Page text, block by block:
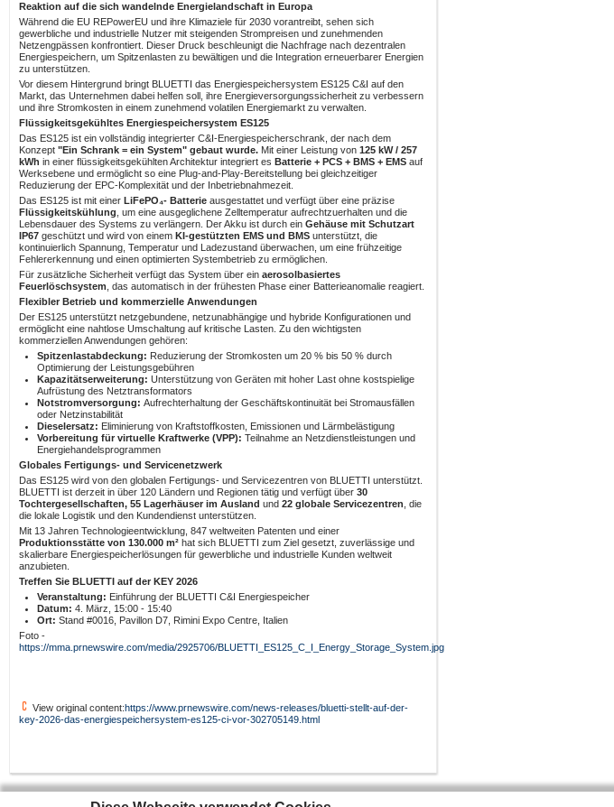
Reaktion auf die sich wandelnde Energielandschaft in Europa
Während die EU REPowerEU und ihre Klimaziele für 2030 vorantreibt, sehen sich
gewerbliche und industrielle Nutzer mit steigenden Strompreisen und zunehmenden
Netzengpässen konfrontiert. Dieser Druck beschleunigt die Nachfrage nach dezentralen
Energiespeichern, um Spitzenlasten zu bewältigen und die Integration erneuerbarer Energien
zu unterstützen.
Vor diesem Hintergrund bringt BLUETTI das Energiespeichersystem ES125 C&I auf den
Markt, das Unternehmen dabei helfen soll, ihre Energieversorgungssicherheit zu verbessern
und ihre Stromkosten in einem zunehmend volatilen Energiemarkt zu verwalten.
Flüssigkeitsgekühltes Energiespeichersystem ES125
Das ES125 ist ein vollständig integrierter C&I-Energiespeicherschrank, der nach dem
Konzept "Ein Schrank = ein System" gebaut wurde. Mit einer Leistung von 125 kW / 257
kWh in einer flüssigkeitsgekühlten Architektur integriert es Batterie + PCS + BMS + EMS auf
Werksebene und ermöglicht so eine Plug-and-Play-Bereitstellung bei gleichzeitiger
Reduzierung der EPC-Komplexität und der Inbetriebnahmezeit.
Das ES125 ist mit einer LiFePO₄- Batterie ausgestattet und verfügt über eine präzise
Flüssigkeitskühlung , um eine ausgeglichene Zelltemperatur aufrechtzuerhalten und die
Lebensdauer des Systems zu verlängern. Der Akku ist durch ein Gehäuse mit Schutzart
IP67 geschützt und wird von einem KI-gestützten EMS und BMS unterstützt, die
kontinuierlich Spannung, Temperatur und Ladezustand überwachen, um eine frühzeitige
Fehlererkennung und einen optimierten Systembetrieb zu ermöglichen.
Für zusätzliche Sicherheit verfügt das System über ein aerosolbasiertes
Feuerlöschsystem , das automatisch in der frühesten Phase einer Batterieanomalie reagiert.
Flexibler Betrieb und kommerzielle Anwendungen
Der ES125 unterstützt netzgebundene, netzunabhängige und hybride Konfigurationen und
ermöglicht eine nahtlose Umschaltung auf kritische Lasten. Zu den wichtigsten
kommerziellen Anwendungen gehören:
Spitzenlastabdeckung: Reduzierung der Stromkosten um 20 % bis 50 % durch
Optimierung der Leistungsgebühren
Kapazitätserweiterung: Unterstützung von Geräten mit hoher Last ohne kostspielige
Aufrüstung des Netztransformators
Notstromversorgung: Aufrechterhaltung der Geschäftskontinuität bei Stromausfällen
oder Netzinstabilität
Dieselersatz: Eliminierung von Kraftstoffkosten, Emissionen und Lärmbelästigung
Vorbereitung für virtuelle Kraftwerke (VPP): Teilnahme an Netzdienstleistungen und
Energiehandelsprogrammen
Globales Fertigungs- und Servicenetzwerk
Das ES125 wird von den globalen Fertigungs- und Servicezentren von BLUETTI unterstützt.
BLUETTI ist derzeit in über 120 Ländern und Regionen tätig und verfügt über 30
Tochtergesellschaften, 55 Lagerhäuser im Ausland und 22 globale Servicezentren , die
die lokale Logistik und den Kundendienst unterstützen.
Mit 13 Jahren Technologieentwicklung, 847 weltweiten Patenten und einer
Produktionsstätte von 130.000 m² hat sich BLUETTI zum Ziel gesetzt, zuverlässige und
skalierbare Energiespeicherlösungen für gewerbliche und industrielle Kunden weltweit
anzubieten.
Treffen Sie BLUETTI auf der KEY 2026
Veranstaltung: Einführung der BLUETTI C&I Energiespeicher
Datum: 4. März, 15:00 - 15:40
Ort: Stand #0016, Pavillon D7, Rimini Expo Centre, Italien
Foto -
https://mma.prnewswire.com/media/2925706/BLUETTI_ES125_C_I_Energy_Storage_System.jpg
View original content:https://www.prnewswire.com/news-releases/bluetti-stellt-auf-der-
key-2026-das-energiespeichersystem-es125-ci-vor-302705149.html